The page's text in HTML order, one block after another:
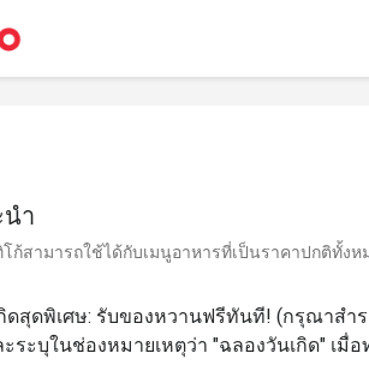
ำ
ก้สามารถใช้ได้กับเมนูอาหารที่เป็นราคาปกติทั้งห
ดสุดพิเศษ: รับของหวานฟรีทันที! (กรุณาสำ
ระบุในช่องหมายเหตุว่า "ฉลองวันเกิด" เมื่อ